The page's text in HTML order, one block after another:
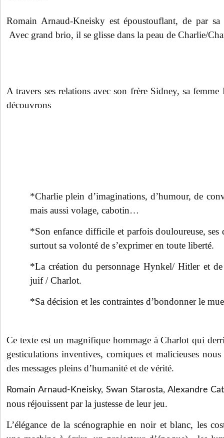
Romain Arnaud-Kneisky est époustouflant, de par sa
Avec grand brio, il se glisse dans la peau de Charlie/
A travers ses relations avec son frère Sidney, sa
découvrons
*Charlie plein d’imaginations, d’humour, de
mais aussi volage, cabotin…
*Son enfance difficile et parfois douloureuse, ses
surtout sa volonté de s’exprimer en toute liberté.
*La création du personnage Hynkel/ Hitler et
juif / Charlot.
*Sa décision et les contraintes d’bondonner le
Ce texte est un magnifique hommage à Charlot qui
gesticulations inventives, comiques et malicieuses
des messages pleins d’humanité et de vérité.
Romain Arnaud-Kneisky, Swan Starosta, Alexandre
nous réjouissent par la justesse de leur jeu.
L’élégance de la scénographie en noir et blanc, les